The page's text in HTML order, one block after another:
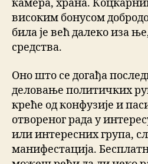
камера, храна.
високим бонусом
била је већ далеко иза
средства.
Оно што се догађа
деловање политичких
креће од конфузије и
отвореног рада у
или интересних група,
манифестација.